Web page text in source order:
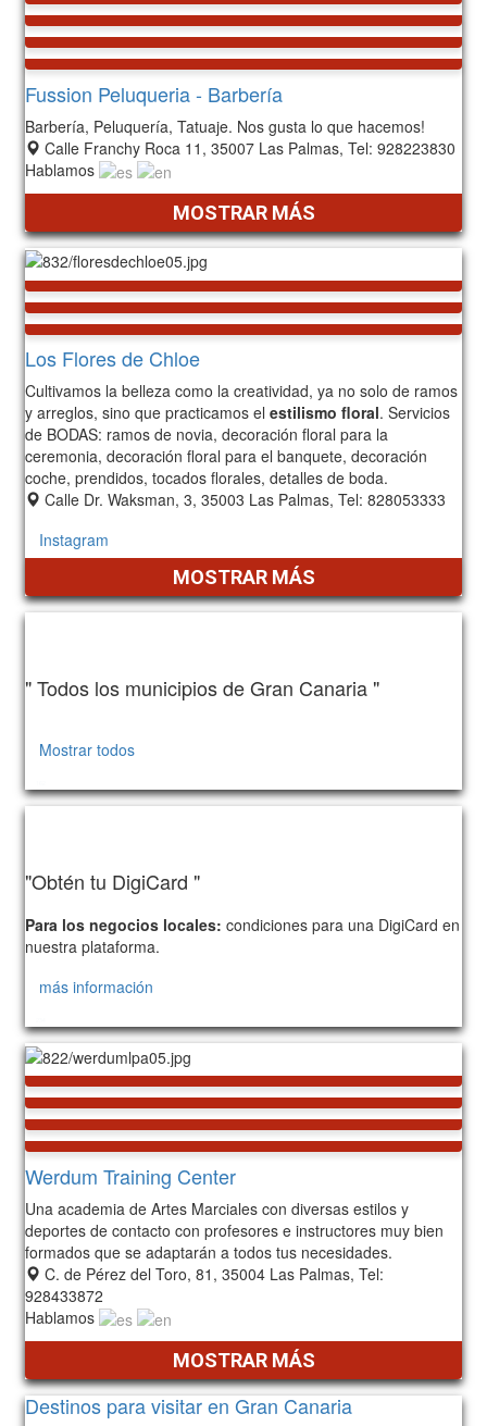
Fussion Peluqueria - Barbería
Barbería, Peluquería, Tatuaje. Nos gusta lo que hacemos!
Calle Franchy Roca 11, 35007 Las Palmas, Tel: 928223830
Hablamos
MOSTRAR MÁS
Los Flores de Chloe
Cultivamos la belleza como la creatividad, ya no solo de ramos
y arreglos, sino que practicamos el estilismo floral. Servicios
de BODAS: ramos de novia, decoración floral para la
ceremonia, decoración floral para el banquete, decoración
coche, prendidos, tocados florales, detalles de boda.
Calle Dr. Waksman, 3, 35003 Las Palmas, Tel: 828053333
Instagram
MOSTRAR MÁS
" Todos los municipios de Gran Canaria "
Mostrar todos
"Obtén tu DigiCard "
Para los negocios locales: condiciones para una DigiCard en
nuestra plataforma.
más información
Werdum Training Center
Una academia de Artes Marciales con diversas estilos y
deportes de contacto con profesores e instructores muy bien
formados que se adaptarán a todos tus necesidades.
C. de Pérez del Toro, 81, 35004 Las Palmas, Tel:
928433872
Hablamos
MOSTRAR MÁS
Destinos para visitar en Gran Canaria